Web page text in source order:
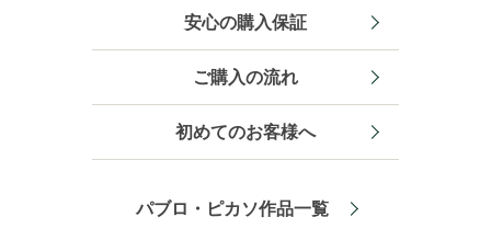
安心の購入保証
ご購入の流れ
初めてのお客様へ
パブロ・ピカソ作品一覧